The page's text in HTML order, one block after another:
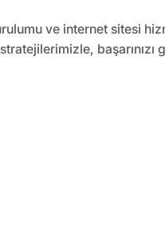
ve internet sitesi
stratejilerimizle, başarınızı